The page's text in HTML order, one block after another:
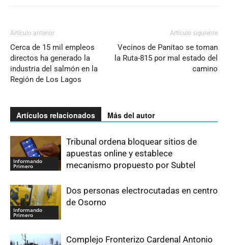
Artículo anterior
Cerca de 15 mil empleos
directos ha generado la
industria del salmón en la
Región de Los Lagos
Artículo siguiente
Vecinos de Panitao se toman
la Ruta-815 por mal estado del
camino
Artículos relacionados Más del autor
Informando
Primero
Tribunal ordena bloquear sitios de
apuestas online y establece
mecanismo propuesto por Subtel
Informando
Primero
Dos personas electrocutadas en centro
de Osorno
Complejo Fronterizo Cardenal Antonio